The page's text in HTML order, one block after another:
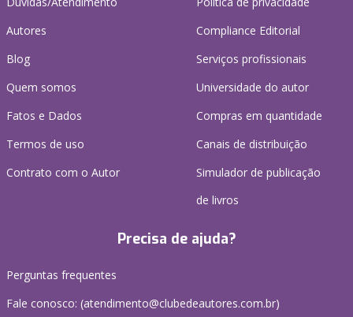
Autores
Blog
Quem somos
Fatos e Dados
Termos de uso
Contrato com o Autor
Compliance Editorial
Serviços profissionais
Universidade do autor
Compras em quantidade
Canais de distribuição
Simulador de publicação
de livros
Precisa de ajuda?
Perguntas frequentes
Fale conosco: (atendimento@clubedeautores.com.br)